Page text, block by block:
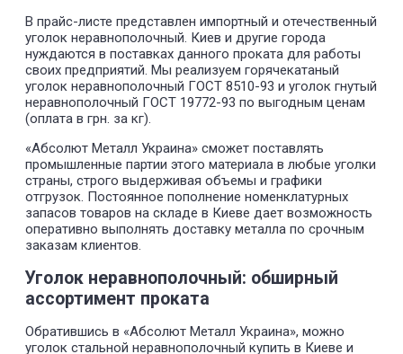
В прайс-листе представлен импортный и отечественный
уголок неравнополочный. Киев и другие города
нуждаются в поставках данного проката для работы
своих предприятий. Мы реализуем горячекатаный
уголок неравнополочный ГОСТ 8510-93 и уголок гнутый
неравнополочный ГОСТ 19772-93 по выгодным ценам
(оплата в грн. за кг).
«Абсолют Металл Украина» сможет поставлять
промышленные партии этого материала в любые уголки
страны, строго выдерживая объемы и графики
отгрузок. Постоянное пополнение номенклатурных
запасов товаров на складе в Киеве дает возможность
оперативно выполнять доставку металла по срочным
заказам клиентов.
Уголок неравнополочный: обширный
ассортимент проката
Обратившись в «Абсолют Металл Украина», можно
уголок стальной неравнополочный купить в Киеве и